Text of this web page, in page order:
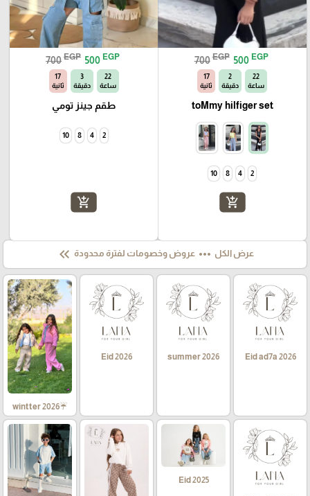
700 EGP 500 EGP
22
ساعة
2
دقيقة
16
ثانية
toMmy hilfiger set
2
4
8
10
add_shopping_cart
700 EGP 500 EGP
22
ساعة
3
دقيقة
16
ثانية
طقم جينز تومي
2
4
8
10
add_shopping_cart
عرض الكل more_horiz عروض وخصومات لفترة محدودة keyboard_double_arrow_left
Eid ad7a 2026
summer 2026
Eid 2026
☔wintter 2026
Eid 2025